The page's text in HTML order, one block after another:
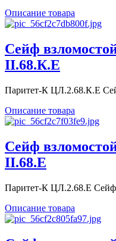
Описание товара
Сейф
II.68.К.E
Паритет-К ЦЛ.2.68.К.E
Описание товара
Сейф
II.68.E
Паритет-К ЦЛ.2.68.E Сейф
Описание товара